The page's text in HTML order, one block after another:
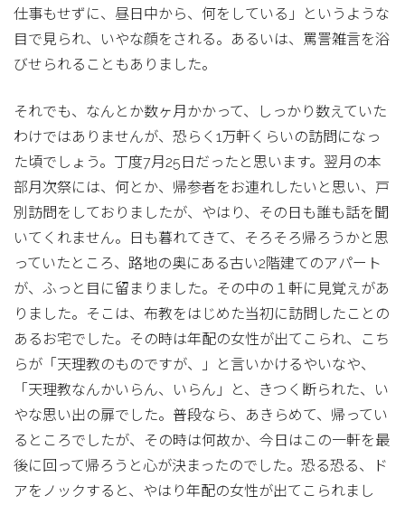
仕事もせずに、昼日中から、何をしている」というような
目で見られ、いやな顔をされる。あるいは、罵詈雑言を浴
びせられることもありました。
それでも、なんとか数ヶ月かかって、しっかり数えていた
わけではありませんが、恐らく1万軒くらいの訪問になっ
た頃でしょう。丁度7月25日だったと思います。翌月の本
部月次祭には、何とか、帰参者をお連れしたいと思い、戸
別訪問をしておりましたが、やはり、その日も誰も話を聞
いてくれません。日も暮れてきて、そろそろ帰ろうかと思
っていたところ、路地の奥にある古い2階建てのアパート
が、ふっと目に留まりました。その中の１軒に見覚えがあ
りました。そこは、布教をはじめた当初に訪問したことの
あるお宅でした。その時は年配の女性が出てこられ、こち
らが「天理教のものですが、」と言いかけるやいなや、
「天理教なんかいらん、いらん」と、きつく断られた、い
やな思い出の扉でした。普段なら、あきらめて、帰ってい
るところでしたが、その時は何故か、今日はこの一軒を最
後に回って帰ろうと心が決まったのでした。恐る恐る、ド
アをノックすると、やはり年配の女性が出てこられまし